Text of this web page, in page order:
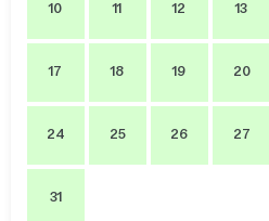
10 11 12 13
17 18 19 20
24 25 26 27
31